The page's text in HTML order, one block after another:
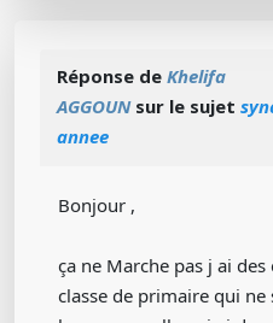
Réponse de Khelifa
AGGOUNsur le sujet
annee
Bonjour ,
ça ne Marche pas j ai
classe de primaire qui